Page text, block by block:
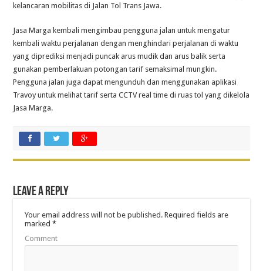
kelancaran mobilitas di Jalan Tol Trans Jawa.
Jasa Marga kembali mengimbau pengguna jalan untuk mengatur
kembali waktu perjalanan dengan menghindari perjalanan di waktu
yang diprediksi menjadi puncak arus mudik dan arus balik serta
gunakan pemberlakuan potongan tarif semaksimal mungkin.
Pengguna jalan juga dapat mengunduh dan menggunakan aplikasi
Travoy untuk melihat tarif serta CCTV real time di ruas tol yang dikelola
Jasa Marga.
Leave a Reply
Your email address will not be published. Required fields are
marked*
Comment